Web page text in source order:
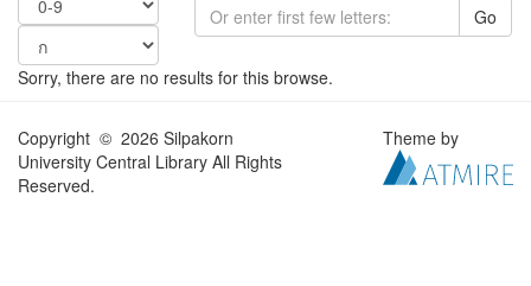
Go
Sorry, there are no results for this browse.
Copyright © 2026 Silpakorn
University Central Library All Rights
Reserved.
Theme by